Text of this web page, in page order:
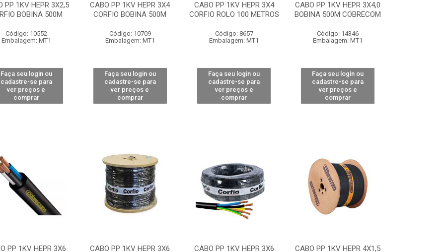
PP 1KV HEPR 3X2,5
BOBINA 500M
Código: 10552
Embalagem: MT1
Faça seu login ou
cadastre-se para
ver preços e
comprar
CABO PP 1KV HEPR 3X4
CORFIO BOBINA 500M
Código: 10709
Embalagem: MT1
Faça seu login ou
cadastre-se para
ver preços e
comprar
CABO PP 1KV HEPR 3X4
CORFIO ROLO 100 METROS
Código: 8657
Embalagem: MT1
Faça seu login ou
cadastre-se para
ver preços e
comprar
CABO PP 1KV HEPR 3X4,0
BOBINA 500M COBRECOM
Código: 14346
Embalagem: MT1
Faça seu login ou
cadastre-se para
ver preços e
comprar
PP 1KV HEPR 3X6 CABO PP 1KV HEPR 3X6 CABO PP 1KV HEPR 3X6 CABO PP 1KV HEPR 4X1,5